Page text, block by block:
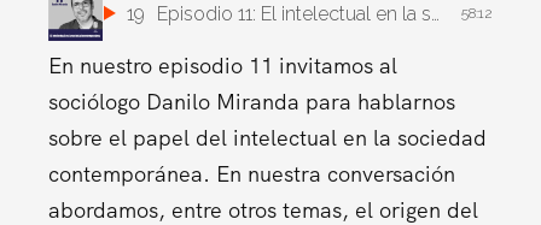
19 58:12
En nuestro episodio 11 invitamos al
sociólogo Danilo Miranda para hablarnos
sobre el papel del intelectual en la sociedad
contemporánea. En nuestra conversación
abordamos, entre otros temas, el origen del